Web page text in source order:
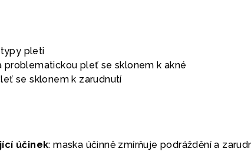
pleti
problematickou pleť se sklonem k akné
se sklonem k zarudnutí
účinek: maska účinně zmírňuje podráždění a